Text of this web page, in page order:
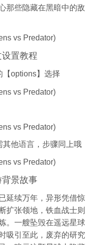
那些隐藏在黑暗中的敌
置教程
【options】选择
他语言，步骤同上哦
景故事
延续万年，异形凭借惊
扩张领地，铁血战士则
。一艘坠毁在遥远星球
吸引至此，废弃的研究